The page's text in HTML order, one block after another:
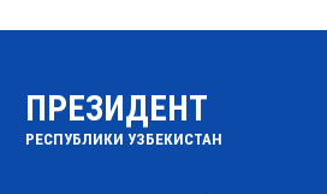
ПРЕЗИДЕНТ
РЕСПУБЛИКИ УЗБЕКИСТАН